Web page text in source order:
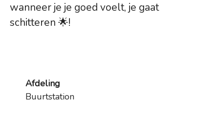
wanneer je je goed voelt, je gaat
schitteren 🌟!
Afdeling
Buurtstation